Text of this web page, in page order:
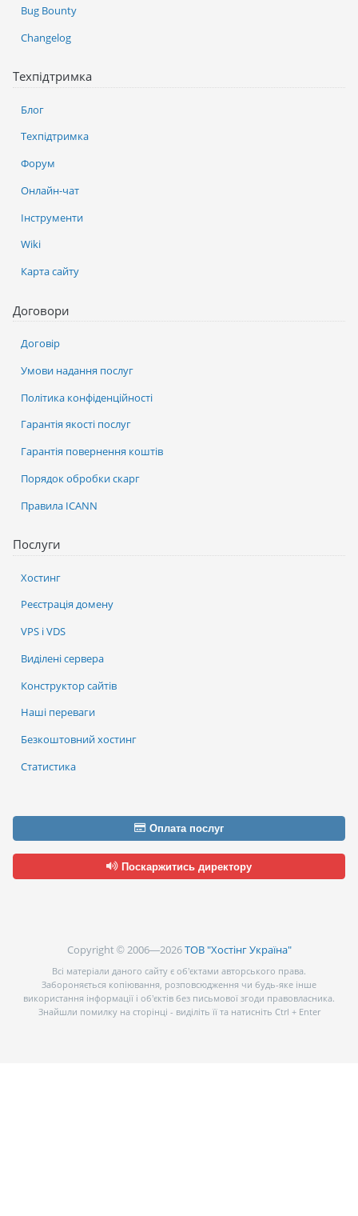
Послуги
Хостинг
Реєстрація домену
VPS і VDS
Виділені сервера
Конструктор сайтів
Наші переваги
Безкоштовний хостинг
Статистика
Bug Bounty
Changelog
Техпідтримка
Блог
Техпідтримка
Форум
Онлайн-чат
Інструменти
Wiki
Карта сайту
Договори
Договір
Умови надання послуг
Політика конфіденційності
Гарантія якості послуг
Гарантія повернення коштів
Порядок обробки скарг
Правила ICANN
Оплата послуг
Поскаржитись директору
Copyright © 2006—2026ТОВ "Хостінг Україна"
Всі матеріали даного сайту є об’єктами авторського права.
Забороняється копіювання, розповсюдження чи будь-яке інше
використання інформації і об’єктів без письмової згоди правовласника.
Знайшли помилку на сторінці - виділіть її та натисніть Ctrl + Enter